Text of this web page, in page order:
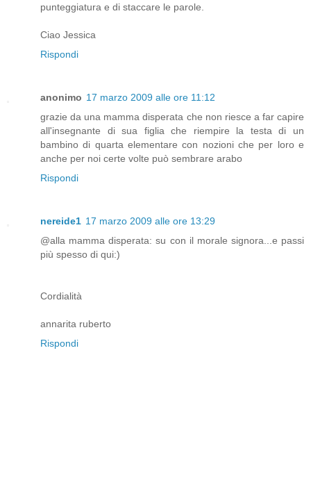
punteggiatura e di staccare le parole.
Ciao Jessica
Rispondi
anonimo 17 marzo 2009 alle ore 11:12
grazie da una mamma disperata che non riesce a far capire
all'insegnante di sua figlia che riempire la testa di un
bambino di quarta elementare con nozioni che per loro e
anche per noi certe volte può sembrare arabo
Rispondi
nereide1 17 marzo 2009 alle ore 13:29
@alla mamma disperata: su con il morale signora...e passi
più spesso di qui:)
Cordialità
annarita ruberto
Rispondi